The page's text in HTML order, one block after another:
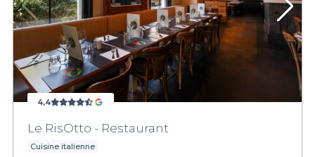
4,4
Le RisOtto - Restaurant
Cuisine italienne